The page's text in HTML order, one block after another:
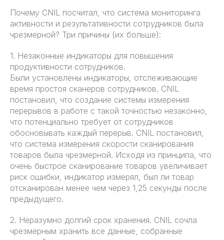
Почему CNIL посчитал, что система мониторинга
активности и результативности сотрудников была
чрезмерной? Три причины (их больше):
1. Незаконные индикаторы для повышения
продуктивности сотрудников.
Были установлены индикаторы, отслеживающие
время простоя сканеров сотрудников. CNIL
постановил, что создание системы измерения
перерывов в работе с такой точностью незаконно,
что потенциально требует от сотрудников
обосновывать каждый перерыв. CNIL постановил,
что система измерения скорости сканирования
товаров была чрезмерной. Исходя из принципа, что
очень быстрое сканирование товаров увеличивает
риск ошибки, индикатор измерял, был ли товар
отсканирован менее чем через 1,25 секунды после
предыдущего.
2. Неразумно долгий срок хранения. CNIL сочла
чрезмерным хранить все данные, собранные